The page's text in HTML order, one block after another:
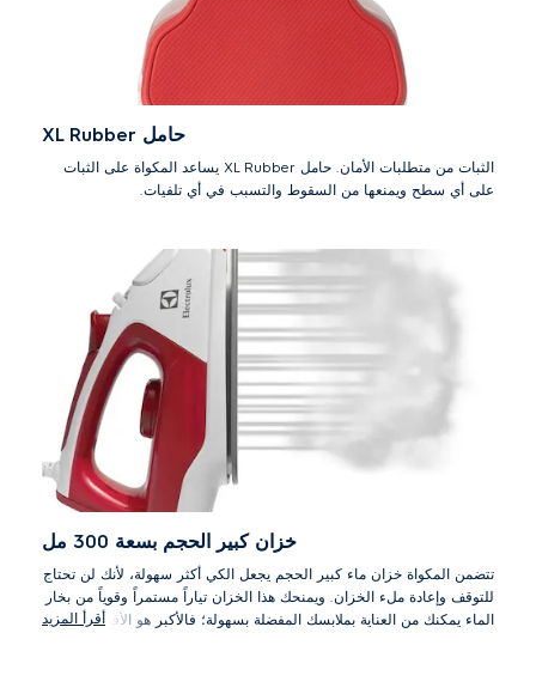
حامل XL Rubber
الثبات من متطلبات الأمان. حامل XL Rubber يساعد المكواة على الثبات
على أي سطح ويمنعها من السقوط والتسبب في أي تلفيات.
خزان كبير الحجم بسعة 300 مل
تتضمن المكواة خزان ماء كبير الحجم يجعل الكي أكثر سهولة، لأنك لن تحتاج
للتوقف وإعادة ملء الخزان. ويمنحك هذا الخزان تياراً مستمراً وقوياً من بخار
الماء يمكنك من العناية بملابسك المفضلة بسهولة؛ فالأكبر هو الأفضل دائماً.
أقرأ المزيد